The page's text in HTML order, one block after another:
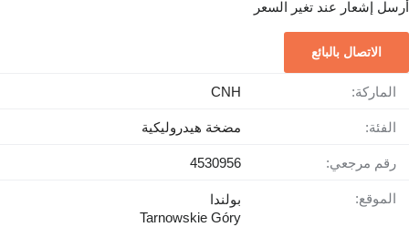
أرسل إشعار عند تغير السعر
الاتصال بالبائع
الماركة: CNH
الفئة: مضخة هيدروليكية
رقم مرجعي: 4530956
الموقع:
بولندا
Tarnowskie Góry